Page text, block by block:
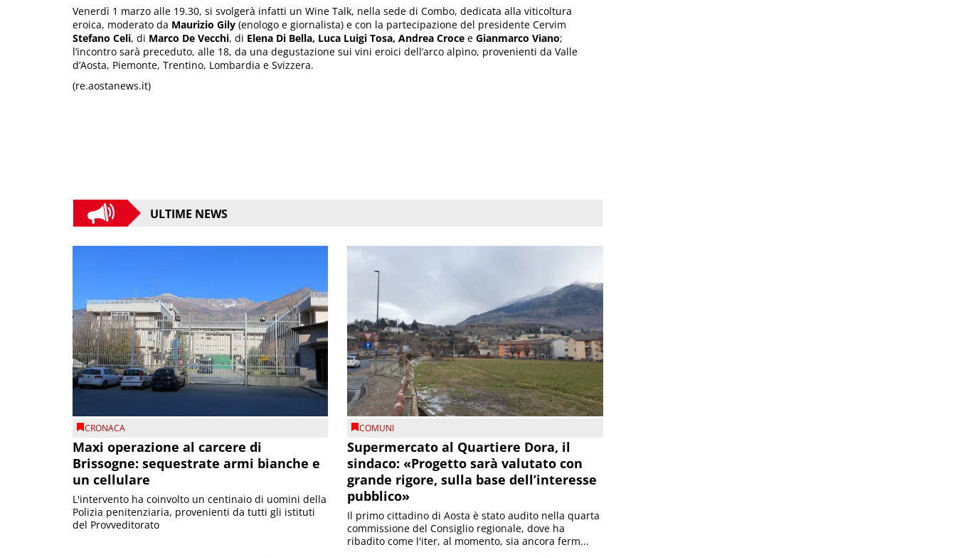
Venerdì 1 marzo alle 19.30, si svolgerà infatti un Wine Talk, nella sede di Combo, dedicata alla viticoltura
eroica, moderato da Maurizio Gily (enologo e giornalista) e con la partecipazione del presidente Cervim
Stefano Celi, di Marco De Vecchi, di Elena Di Bella, Luca Luigi Tosa, Andrea Croce e Gianmarco Viano;
l’incontro sarà preceduto, alle 18, da una degustazione sui vini eroici dell’arco alpino, provenienti da Valle
d’Aosta, Piemonte, Trentino, Lombardia e Svizzera.
(re.aostanews.it)
ULTIME NEWS
CRONACA
Maxi operazione al carcere di
Brissogne: sequestrate armi bianche e
un cellulare
L'intervento ha coinvolto un centinaio di uomini della
Polizia penitenziaria, provenienti da tutti gli istituti
del Provveditorato
COMUNI
Supermercato al Quartiere Dora, il
sindaco: «Progetto sarà valutato con
grande rigore, sulla base dell’interesse
pubblico»
Il primo cittadino di Aosta è stato audito nella quarta
commissione del Consiglio regionale, dove ha
ribadito come l'iter, al momento, sia ancora ferm...